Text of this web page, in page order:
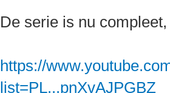
De serie is nu
https://
list=PL...pnXvAJPGBZ